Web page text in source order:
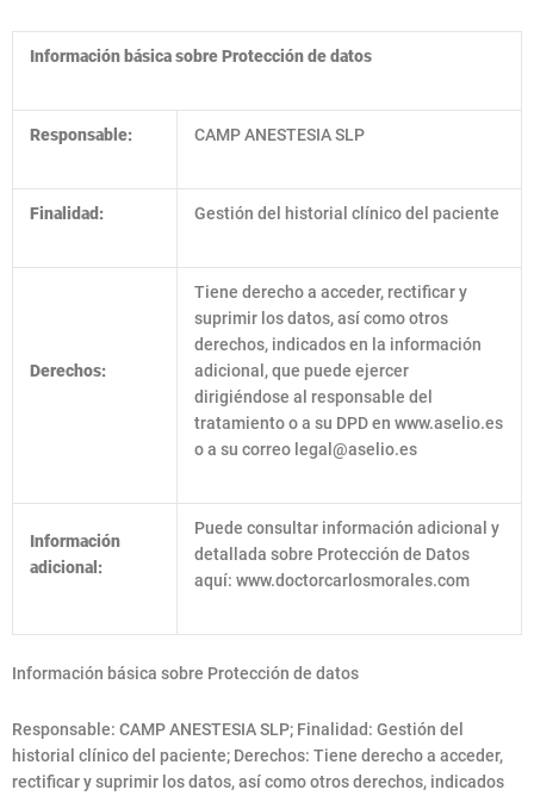
Información básica sobre Protección de datos
Responsable: CAMP ANESTESIA SLP
Finalidad: Gestión del historial clínico del paciente
Derechos:
Tiene derecho a acceder, rectificar y
suprimir los datos, así como otros
derechos, indicados en la información
adicional, que puede ejercer
dirigiéndose al responsable del
tratamiento o a su DPD en www.aselio.es
o a su correo legal@aselio.es
Información
adicional:
Puede consultar información adicional y
detallada sobre Protección de Datos
aquí: www.doctorcarlosmorales.com
Información básica sobre Protección de datos
Responsable: CAMP ANESTESIA SLP; Finalidad: Gestión del
historial clínico del paciente; Derechos: Tiene derecho a acceder,
rectificar y suprimir los datos, así como otros derechos, indicados